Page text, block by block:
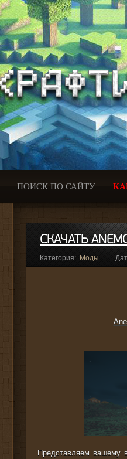
ПОИСК ПО САЙТУ
СКАЧАТЬ
Категория: Моды
Представляем вашему